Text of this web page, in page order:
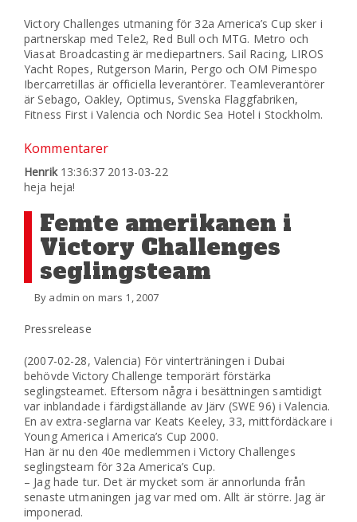
Victory Challenges utmaning för 32a America’s Cup sker i
partnerskap med Tele2, Red Bull och MTG. Metro och
Viasat Broadcasting är mediepartners. Sail Racing, LIROS
Yacht Ropes, Rutgerson Marin, Pergo och OM Pimespo
Ibercarretillas är officiella leverantörer. Teamleverantörer
är Sebago, Oakley, Optimus, Svenska Flaggfabriken,
Fitness First i Valencia och Nordic Sea Hotel i Stockholm.
Kommentarer
Henrik13:36:37 2013-03-22
heja heja!
Femte amerikanen i
Victory Challenges
seglingsteam
By admin on mars 1, 2007
Pressrelease
(2007-02-28, Valencia) För vinterträningen i Dubai
behövde Victory Challenge temporärt förstärka
seglingsteamet. Eftersom några i besättningen samtidigt
var inblandade i färdigställande av Järv (SWE 96) i Valencia.
En av extra-seglarna var Keats Keeley, 33, mittfördäckare i
Young America i America’s Cup 2000.
Han är nu den 40e medlemmen i Victory Challenges
seglingsteam för 32a America’s Cup.
– Jag hade tur. Det är mycket som är annorlunda från
senaste utmaningen jag var med om. Allt är större. Jag är
imponerad.